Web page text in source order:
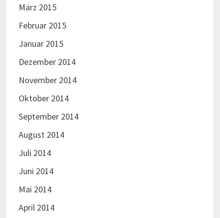
März 2015
Februar 2015
Januar 2015
Dezember 2014
November 2014
Oktober 2014
September 2014
August 2014
Juli 2014
Juni 2014
Mai 2014
April 2014